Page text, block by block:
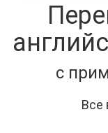
с
Все